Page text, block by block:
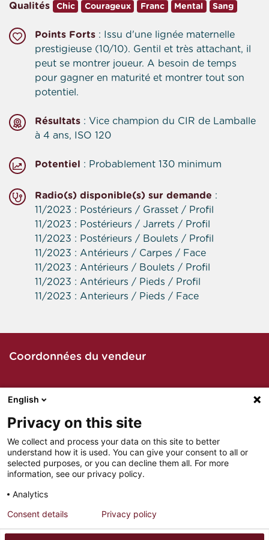
Qualités Chic Courageux Franc Mental Sang
Points Forts : Issu d'une lignée maternelle
prestigieuse (10/10). Gentil et très attachant, il
peut se montrer joueur. A besoin de temps
pour gagner en maturité et montrer tout son
potentiel.
Résultats : Vice champion du CIR de Lamballe
à 4 ans, ISO 120
Potentiel : Probablement 130 minimum
Radio(s) disponible(s) sur demande :
11/2023 : Postérieurs / Grasset / Profil
11/2023 : Postérieurs / Jarrets / Profil
11/2023 : Postérieurs / Boulets / Profil
11/2023 : Antérieurs / Carpes / Face
11/2023 : Antérieurs / Boulets / Profil
11/2023 : Antérieurs / Pieds / Profil
11/2023 : Anterieurs / Pieds / Face
Coordonnées du vendeur
Contacter le vendeur par mail
MENTIONS LÉGALES
PARTENAIRES
English
Privacy on this site
We collect and process your data on this site to better
understand how it is used. You can give your consent to all or
selected purposes, or you can decline them all. For more
information, see our privacy policy.
Analytics
Consent details Privacy policy